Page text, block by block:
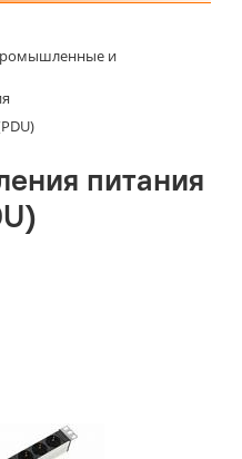
и
питания